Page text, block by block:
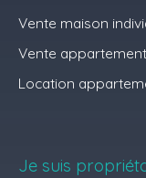
Vente maison
Vente
Location
Je suis